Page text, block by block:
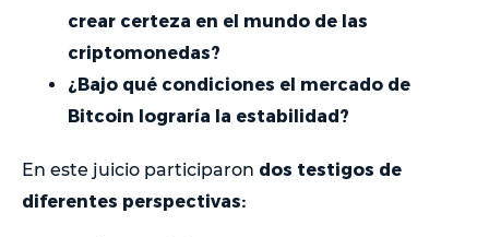
crear certeza en el mundo de las
criptomonedas?
¿Bajo qué condiciones el mercado de
Bitcoin lograría la estabilidad?
En este juicio participaron dos testigos de
diferentes perspectivas: